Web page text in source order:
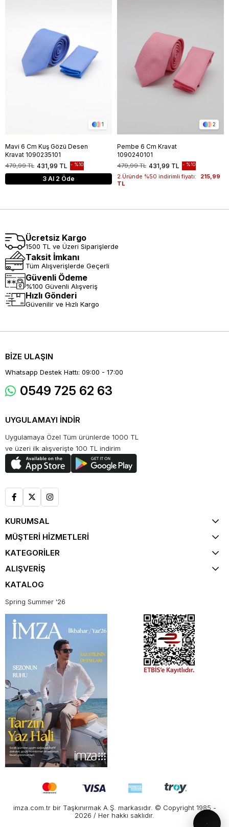
1
Mavi 6 Cm Kuş Gözü Desen
Kravat 1090235101
431,99 TL
479,99 TL %10
3 Al 2 Öde
2
Pembe 6 Cm Kravat
1090240101
431,99 TL
479,99 TL %10
2.Üründe %50 indirimli fiyatı:
215,99
TL
Ücretsiz Kargo
1500 TL ve Üzeri Siparişlerde
Taksit İmkanı
Tüm Alışverişlerde Geçerli
Güvenli Ödeme
%100 Güvenli Alışveriş
Hızlı Gönderi
Güvenilir ve Hızlı Kargo
BİZE ULAŞIN
Whatsapp Destek Hattı: 09:00 - 17:00
0549 725 62 63
UYGULAMAYI İNDİR
Uygulamaya Özel Tüm ürünlerde 1000 TL
ve üzeri ilk alışverişte 100 TL indirim
KURUMSAL
MÜŞTERİ HİZMETLERİ
KATEGORİLER
ALIŞVERİŞ
KATALOG
Spring Summer '26
imza.com.tr bir Taşkınırmak A.Ş. markasıdır. © Copyright 1985 -
2026 / Her hakkı saklıdır.